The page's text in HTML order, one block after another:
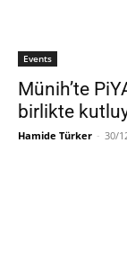
Events
Münih’te
birlikte
Hamide Türker - 30/